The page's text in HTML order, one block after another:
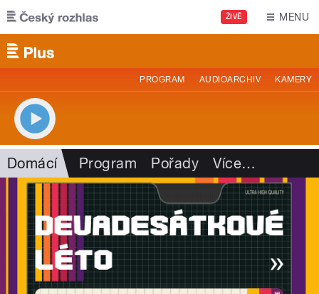
Přejít k hlavnímu obsahu
ŽIVĚ MENU
PROGRAM AUDIOARCHIV KAMERY
Domácí Program Pořady Více…